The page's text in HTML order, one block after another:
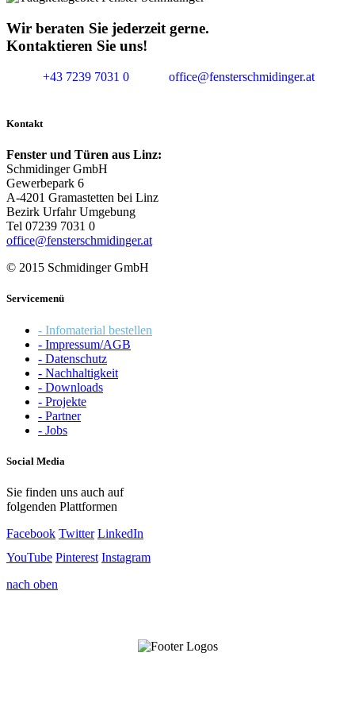
Wir beraten Sie jederzeit gerne.
Kontaktieren Sie uns!
+43 7239 7031 0 office@fensterschmidinger.at
Kontakt
Fenster und Türen aus Linz:
Schmidinger GmbH
Gewerbepark 6
A-4201 Gramastetten bei Linz
Bezirk Urfahr Umgebung
Tel 07239 7031 0
office@fensterschmidinger.at
© 2015 Schmidinger GmbH
Servicemenü
- Infomaterial bestellen
- Impressum/AGB
- Datenschutz
- Nachhaltigkeit
- Downloads
- Projekte
- Partner
- Jobs
Social Media
Sie finden uns auch auf
folgenden Plattformen
Facebook Twitter LinkedIn
YouTube Pinterest Instagram
nach oben